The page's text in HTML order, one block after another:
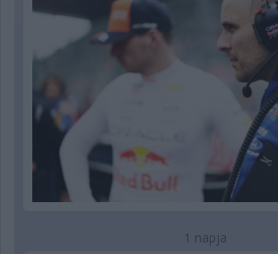
1 napja